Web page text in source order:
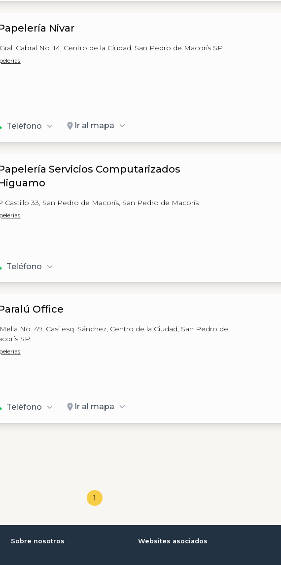
Nivar
Cabral No. 14, Centro de la Ciudad, San Pedro de Macorís SP
Teléfono Ir al mapa
Servicios Computarizados
Castillo 33, San Pedro de Macorís, San Pedro de Macorís
Teléfono
Office
No. 49, Casi esq. Sánchez, Centro de la Ciudad, San Pedro de
SP
Teléfono Ir al mapa
1
Sobre nosotros Websites asociados